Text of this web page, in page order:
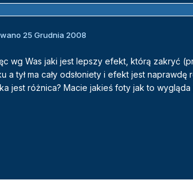
25 Grudnia 2008
wg Was jaki jest lepszy efekt, którą zakryć
a tył ma cały odsłoniety i efekt jest
jest różnica? Macie jakieś foty jak to